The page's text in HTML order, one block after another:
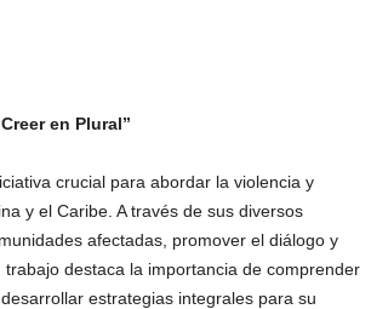
en Plural”
crucial para abordar la violencia y
y el Caribe. A través de sus diversos
afectadas, promover el diálogo y
destaca la importancia de comprender
estrategias integrales para su